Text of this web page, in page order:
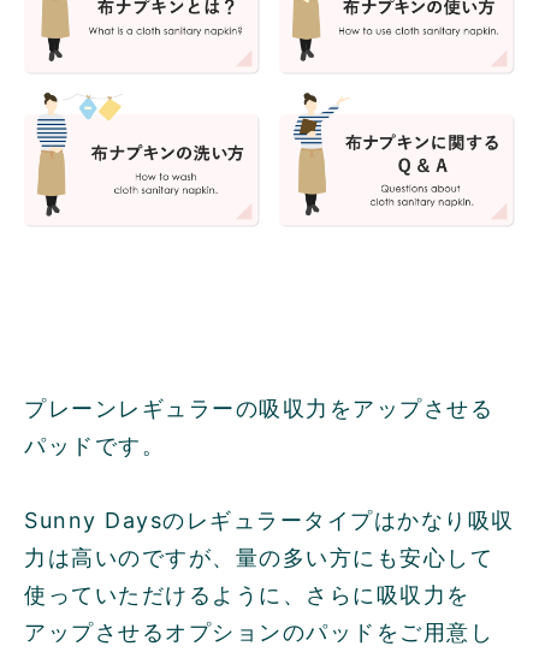
プレーンレギュラーの吸収力をアップさせる
パッドです。
Sunny Daysのレギュラータイプはかなり吸収
力は高いのですが、量の多い方にも安心して
使っていただけるように、さらに吸収力を
アップさせるオプションのパッドをご用意し